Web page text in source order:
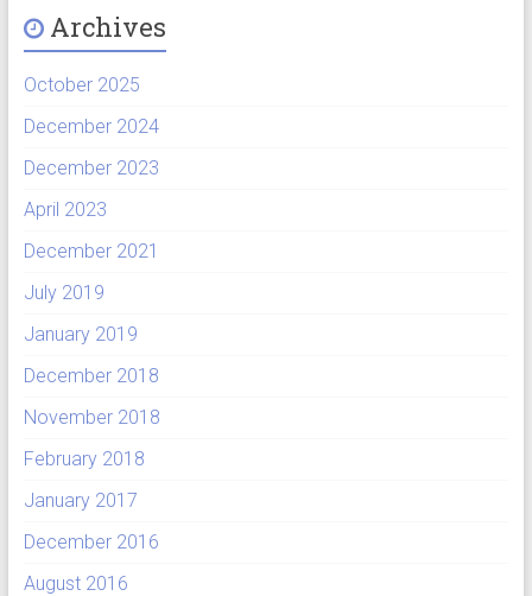
Archives
October 2025
December 2024
December 2023
April 2023
December 2021
July 2019
January 2019
December 2018
November 2018
February 2018
January 2017
December 2016
August 2016